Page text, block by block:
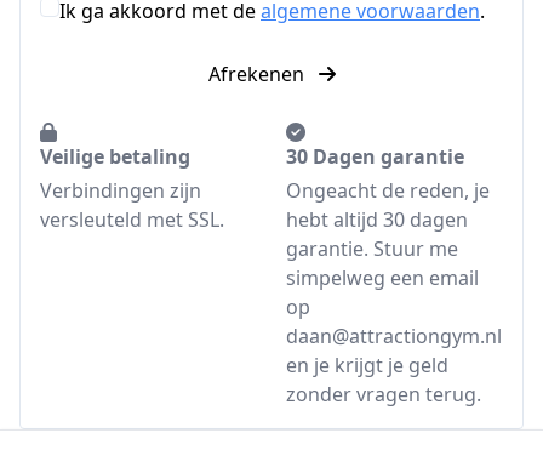
Ik ga akkoord met dealgemene voorwaarden.
Afrekenen
Veilige betaling
Verbindingen zijn
versleuteld met SSL.
30 Dagen garantie
Ongeacht de reden, je
hebt altijd 30 dagen
garantie. Stuur me
simpelweg een email
op
daan@attractiongym.nl
en je krijgt je geld
zonder vragen terug.